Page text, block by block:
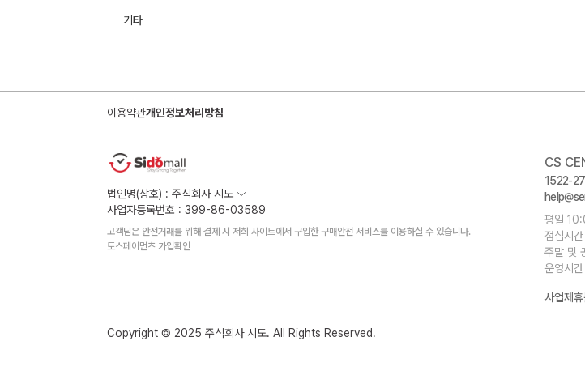
기타
이용약관개인정보처리방침
법인명(상호) : 주식회사 시도
사업자등록번호 : 399-86-03589
고객님은 안전거래를 위해 결제 시 저희 사이트에서 구입한 구매안전 서비스를 이용하실 수 있습니다.
토스페이먼츠 가입확인
CS
1522-
평일
점심시
주말 및
운영시
사업제휴
Copyright © 2025 주식회사 시도. All Rights Reserved.